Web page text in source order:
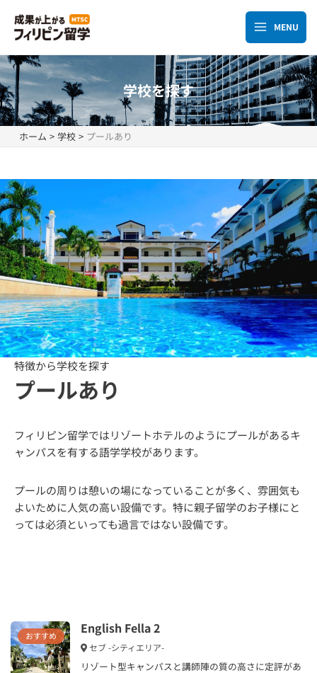
ス
キ
ッ
プ
Main
Menu
MENU
学校を探す
ホーム 学校 プールあり
特徴から学校を探す
プールあり
フィリピン留学ではリゾートホテルのようにプールがあるキ
ャンパスを有する語学学校があります。
プールの周りは憩いの場になっていることが多く、雰囲気も
よいために人気の高い設備です。特に親子留学のお子様にと
っては必須といっても過言ではない設備です。
おすすめ English Fella 2
セブ -シティエリア-
リゾート型キャンパスと講師陣の質の高さに定評があ